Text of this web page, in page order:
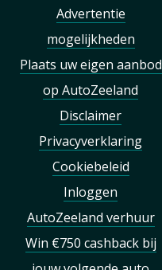
Advertentie
mogelijkheden
Plaats uw eigen aanbod
op AutoZeeland
Disclaimer
Privacyverklaring
Cookiebeleid
Inloggen
AutoZeeland verhuur
Win €750 cashback bij